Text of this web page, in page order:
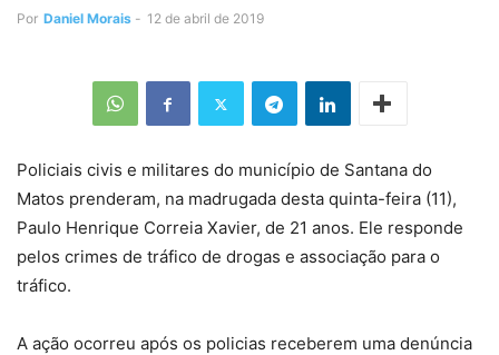
Por Daniel Morais - 12 de abril de 2019
Policiais civis e militares do município de Santana do
Matos prenderam, na madrugada desta quinta-feira (11),
Paulo Henrique Correia Xavier, de 21 anos. Ele responde
pelos crimes de tráfico de drogas e associação para o
tráfico.
A ação ocorreu após os policias receberem uma denúncia